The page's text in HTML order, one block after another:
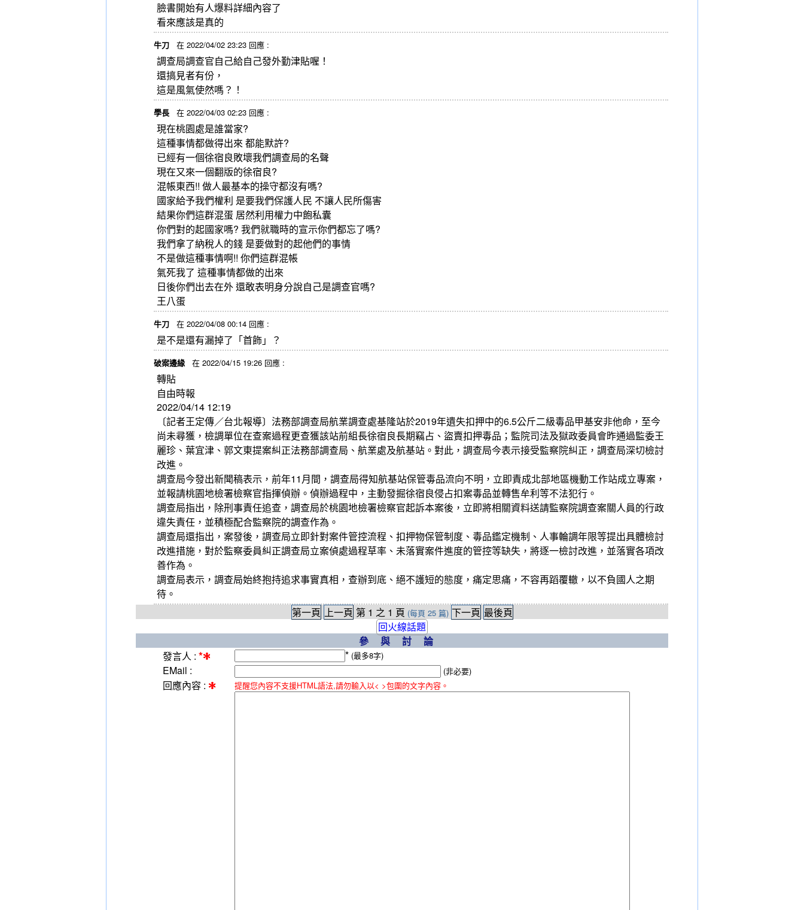
臉書開始有人爆料詳細內容了
看來應該是真的
牛刀 在 2022/04/02 23:23 回應 :
調查局調查官自己給自己發外勤津貼喔！
還搞見者有份，
這是風氣使然嗎？！
學長 在 2022/04/03 02:23 回應 :
現在桃園處是誰當家?
這種事情都做得出來 都能默許?
已經有一個徐宿良敗壞我們調查局的名聲
現在又來一個翻版的徐宿良?
混帳東西!! 做人最基本的操守都沒有嗎?
國家給予我們權利 是要我們保護人民 不讓人民所傷害
結果你們這群混蛋 居然利用權力中飽私囊
你們對的起國家嗎? 我們就職時的宣示你們都忘了嗎?
我們拿了納稅人的錢 是要做對的起他們的事情
不是做這種事情啊!! 你們這群混帳
氣死我了 這種事情都做的出來
日後你們出去在外 還敢表明身分說自己是調查官嗎?
王八蛋
牛刀 在 2022/04/08 00:14 回應 :
是不是還有漏掉了「首飾」？
破案邊緣 在 2022/04/15 19:26 回應 :
轉貼
自由時報
2022/04/14 12:19
〔記者王定傳／台北報導〕法務部調查局航業調查處基隆站於2019年遺失扣押中的6.5公斤二級毒品甲基安非他命，至今
尚未尋獲，檢調單位在查案過程更查獲該站前組長徐宿良長期竊占、盜賣扣押毒品；監院司法及獄政委員會昨通過監委王
麗珍、葉宜津、郭文東提案糾正法務部調查局、航業處及航基站。對此，調查局今表示接受監察院糾正，調查局深切檢討
改進。
調查局今發出新聞稿表示，前年11月間，調查局得知航基站保管毒品流向不明，立即責成北部地區機動工作站成立專案，
並報請桃園地檢署檢察官指揮偵辦。偵辦過程中，主動發掘徐宿良侵占扣案毒品並轉售牟利等不法犯行。
調查局指出，除刑事責任追查，調查局於桃園地檢署檢察官起訴本案後，立即將相關資料送請監察院調查案關人員的行政
違失責任，並積極配合監察院的調查作為。
調查局還指出，案發後，調查局立即針對案件管控流程、扣押物保管制度、毒品鑑定機制、人事輪調年限等提出具體檢討
改進措施，對於監察委員糾正調查局立案偵處過程草率、未落實案件進度的管控等缺失，將逐一檢討改進，並落實各項改
善作為。
調查局表示，調查局始終抱持追求事實真相，查辦到底、絕不護短的態度，痛定思痛，不容再蹈覆轍，以不負國人之期
待。
第一頁 上一頁 第 1 之 1 頁 (每頁 25篇) 下一頁 最後頁
回火線話題
參與討論
* (最多8字)
發言人 : *
(非必要)
EMail :
提醒您內容不支援HTML語法,請勿輸入以< >包圍的文字內容。
回應內容 :